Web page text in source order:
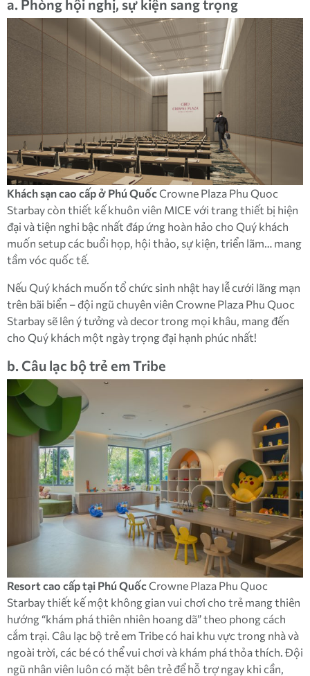
a. Phòng hội nghị, sự kiện sang trọng
Khách sạn cao cấp ở Phú Quốc Crowne Plaza Phu Quoc
Starbay còn thiết kế khuôn viên MICE với trang thiết bị hiện
đại và tiện nghi bậc nhất đáp ứng hoàn hảo cho Quý khách
muốn setup các buổi họp, hội thảo, sự kiện, triển lãm… mang
tầm vóc quốc tế.
Nếu Quý khách muốn tổ chức sinh nhật hay lễ cưới lãng mạn
trên bãi biển – đội ngũ chuyên viên Crowne Plaza Phu Quoc
Starbay sẽ lên ý tưởng và decor trong mọi khâu, mang đến
cho Quý khách một ngày trọng đại hạnh phúc nhất!
b. Câu lạc bộ trẻ em Tribe
Resort cao cấp tại Phú Quốc Crowne Plaza Phu Quoc
Starbay thiết kế một không gian vui chơi cho trẻ mang thiên
hướng “khám phá thiên nhiên hoang dã” theo phong cách
cắm trại. Câu lạc bộ trẻ em Tribe có hai khu vực trong nhà và
ngoài trời, các bé có thể vui chơi và khám phá thỏa thích. Đội
ngũ nhân viên luôn có mặt bên trẻ để hỗ trợ ngay khi cần,